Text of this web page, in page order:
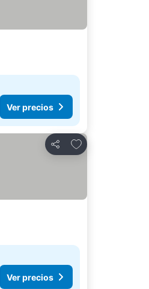
Ver precios
Compartir
Añadir a favoritos
Ver precios